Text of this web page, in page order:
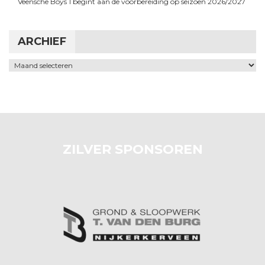
ARCHIEF
Archief
ZILVER SPONSOREN